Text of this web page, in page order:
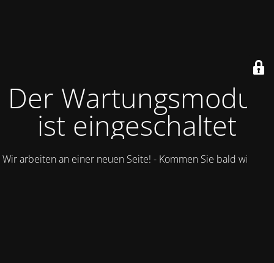
Der Wartungsmodus
ist eingeschaltet
Wir arbeiten an einer neuen Seite! - Kommen Sie bald wieder.